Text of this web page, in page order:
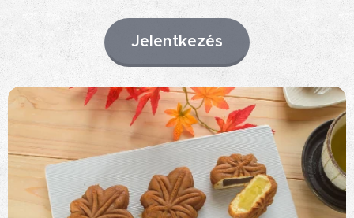
Jelentkezés